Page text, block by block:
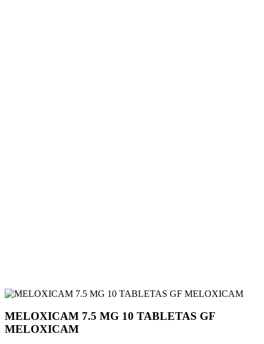
MELOXICAM 7.5 MG 10 TABLETAS GF
MELOXICAM